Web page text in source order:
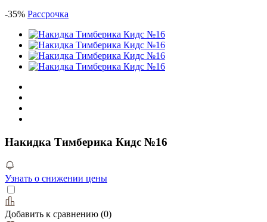
-35% Рассрочка
Накидка Тимберика Кидс №16
Узнать о снижении цены
Добавить к сравнению (0)